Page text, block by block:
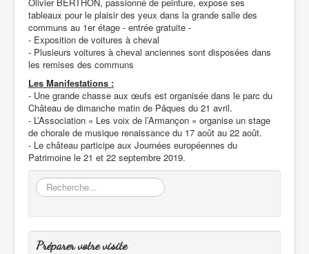
tableaux pour le plaisir des yeux dans la grande salle des
communs au 1er étage - entrée gratuite -
- Exposition de voitures à cheval
- Plusieurs voitures à cheval anciennes sont disposées dans
les remises des communs
Les Manifestations :
- Une grande chasse aux œufs est organisée dans le parc du
Château de dimanche matin de Pâques du 21 avril.
- L’Association « Les voix de l’Armançon » organise un stage
de chorale de musique renaissance du 17 août au 22 août.
- Le château participe aux Journées européennes du
Patrimoine le 21 et 22 septembre 2019.
Rechercher
Préparer votre visite